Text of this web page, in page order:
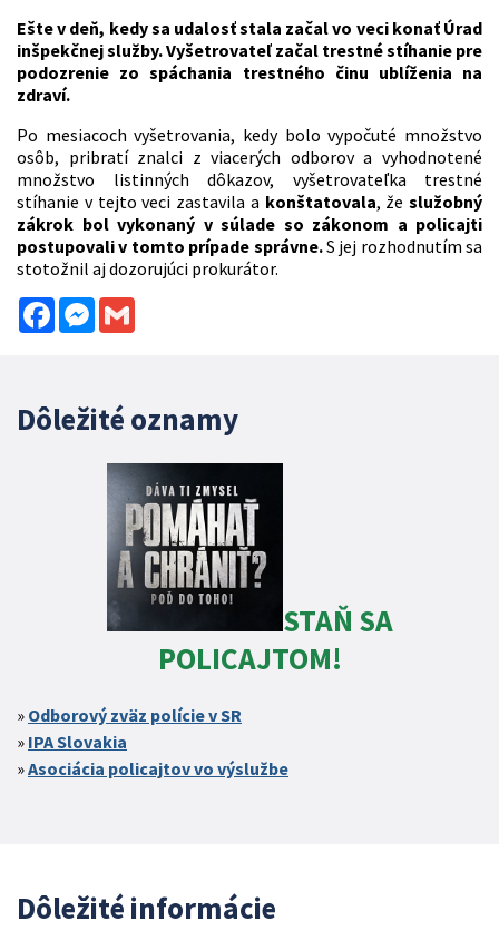
Ešte v deň, kedy sa udalosť stala začal vo veci konať Úrad
inšpekčnej služby. Vyšetrovateľ začal trestné stíhanie pre
podozrenie zo spáchania trestného činu ublíženia na
zdraví.
Po mesiacoch vyšetrovania, kedy bolo vypočuté množstvo
osôb, pribratí znalci z viacerých odborov a vyhodnotené
množstvo listinných dôkazov, vyšetrovateľka trestné
stíhanie v tejto veci zastavila a konštatovala, že služobný
zákrok bol vykonaný v súlade so zákonom a policajti
postupovali v tomto prípade správne.S jej rozhodnutím sa
stotožnil aj dozorujúci prokurátor.
FacebookMessenger
Dôležité oznamy
STAŇ SA
POLICAJTOM!
Odborový zväz polície v SR
IPA Slovakia
Asociácia policajtov vo výslužbe
Dôležité informácie